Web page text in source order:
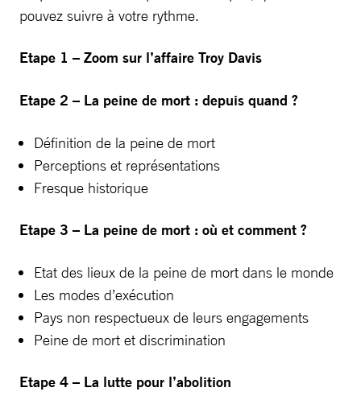
pouvez suivre à votre rythme.
Etape 1 – Zoom sur l’affaire Troy Davis
Etape 2 – La peine de mort : depuis quand ?
Définition de la peine de mort
Perceptions et représentations
Fresque historique
Etape 3 – La peine de mort : où et comment ?
Etat des lieux de la peine de mort dans le monde
Les modes d’exécution
Pays non respectueux de leurs engagements
Peine de mort et discrimination
Etape 4 – La lutte pour l’abolition